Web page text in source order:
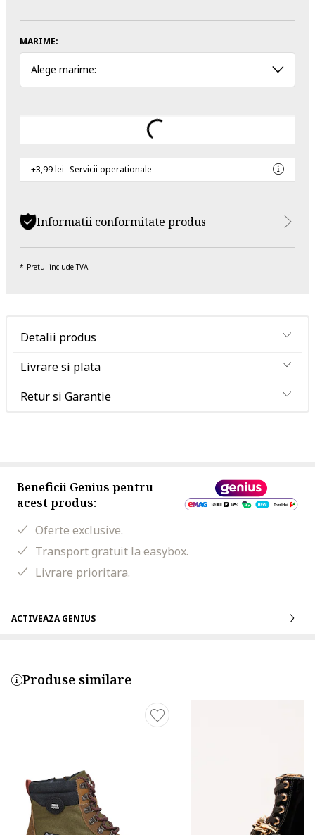
MARIME:
Alege marime:
+3,99 lei Servicii operationale
Informatii conformitate produs
Pretul include TVA.
Detalii produs
Livrare si plata
Retur si Garantie
Beneficii Genius pentru
acest produs:
Oferte exclusive.
Transport gratuit la easybox.
Livrare prioritara.
ACTIVEAZA GENIUS
Produse similare